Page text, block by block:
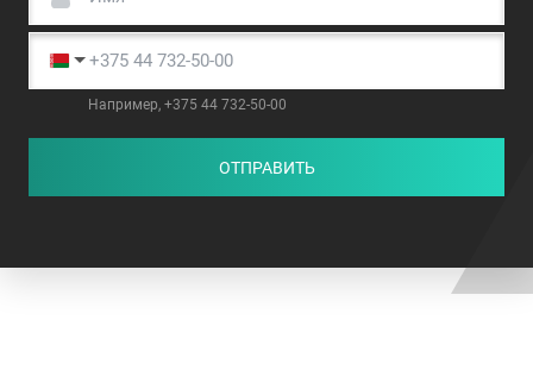
Например, +375 44 732-50-00
ОТПРАВИТЬ